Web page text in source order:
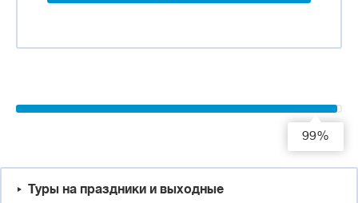
99%
Туры на праздники и выходные